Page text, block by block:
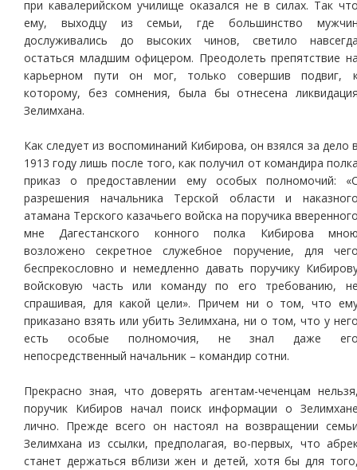
при кавалерийском училище оказался не в силах. Так
ему, выходцу из семьи, где большинство
дослуживались до высоких чинов, светило
остаться младшим офицером. Преодолеть препятствие
карьерном пути он мог, только совершив подвиг,
которому, без сомнения, была бы отнесена
Зелимхана.
Как следует из воспоминаний Кибирова, он взялся за дело
1913 году лишь после того, как получил от командира
приказ о предоставлении ему особых полномочий:
разрешения начальника Терской области и
атамана Терского казачьего войска на поручика
мне Дагестанского конного полка Кибирова
возложено секретное служебное поручение, для
беспрекословно и немедленно давать поручику
войсковую часть или команду по его требованию,
спрашивая, для какой цели». Причем ни о том, что
приказано взять или убить Зелимхана, ни о том, что у
есть особые полномочия, не знал даже
непосредственный начальник – командир сотни.
Прекрасно зная, что доверять агентам-чеченцам
поручик Кибиров начал поиск информации о
лично. Прежде всего он настоял на возвращении
Зелимхана из ссылки, предполагая, во-первых, что
станет держаться вблизи жен и детей, хотя бы для